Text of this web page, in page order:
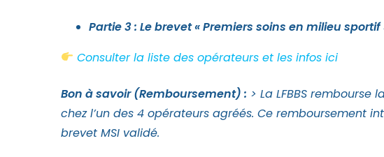
Partie 3 : Le brevet « Premiers soins en milieu sportif
Consulter la liste des opérateurs et les infos ici
Bon à savoir (Remboursement) : > La LFBBS
chez l’un des 4 opérateurs agréés. Ce remboursement
brevet MSI validé.